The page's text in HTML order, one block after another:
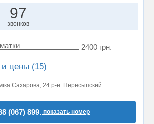
97
звонков
2400 грн.
цены (15)
Сахарова, 24 р-н. Пересыпский
(067) 899..показать номер